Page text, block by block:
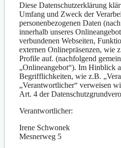
Diese Datenschutzerklärung
Umfang und Zweck der
personenbezogenen Daten
innerhalb unseres
verbundenen Webseiten,
externen Onlinepräsenzen, wie
Profile auf. (nachfolgend
„Onlineangebot“). Im Hinblick
Begrifflichkeiten, wie z.B.
„Verantwortlicher“ verweisen
Art. 4 der
Verantwortlicher:
Irene Schwonek
Mesnerweg 5